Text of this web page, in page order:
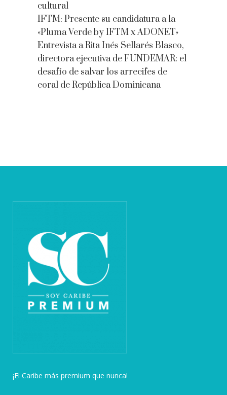
cultural
IFTM: Presente su candidatura a la
«Pluma Verde by IFTM x ADONET»
Entrevista a Rita Inés Sellarés Blasco,
directora ejecutiva de FUNDEMAR: el
desafío de salvar los arrecifes de
coral de República Dominicana
¡El Caribe más premium que nunca!